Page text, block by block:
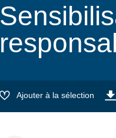
Ajouter à la sélection